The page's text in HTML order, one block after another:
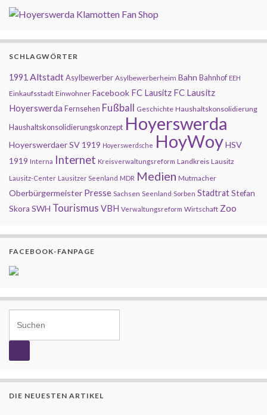
SCHLAGWÖRTER
1991 AltstadtAsylbewerber Asylbewerberheim Bahn Bahnhof EEH
Einkaufsstadt Einwohner Facebook FC Lausitz FC Lausitz
Hoyerswerda Fernsehen Fußball Geschichte Haushaltskonsolidierung
Haushaltskonsolidierungskonzept Hoyerswerda
Hoyerswerdaer SV 1919 Hoyerswerdsche HoyWoyHSV
1919 Interna Internet Kreisverwaltungsreform Landkreis Lausitz
Lausitz-Center Lausitzer Seenland MDR Medien Mutmacher
Oberbürgermeister Presse Sachsen Seenland Sorben StadtratStefan
Skora SWH Tourismus VBH Verwaltungsreform Wirtschaft Zoo
FACEBOOK-FANPAGE
DIE NEUESTEN ARTIKEL